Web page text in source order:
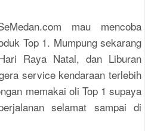
mau mencoba
Top 1. Mumpung sekarang
Raya Natal, dan Liburan
service kendaraan terlebih
memakai oli Top 1 supaya
selamat sampai di